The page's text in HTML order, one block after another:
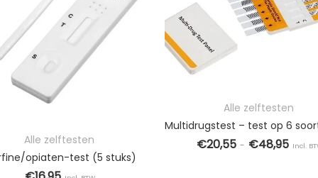
Deze optie kan gekozen worden op de productpagina
Alle zelftesten
opiaten-test (5 stuks)
Alle zelftesten
€20,55 - €48,95 Incl.
Dit